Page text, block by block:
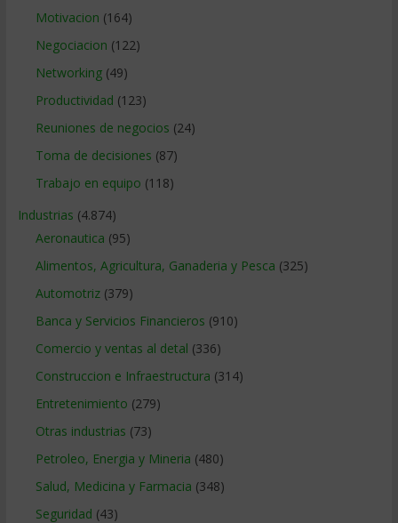
Motivacion (164)
Negociacion (122)
Networking(49)
Productividad (123)
Reuniones de negocios (24)
Toma de decisiones (87)
Trabajo en equipo (118)
Industrias (4.874)
Aeronautica (95)
Alimentos, Agricultura, Ganaderia y Pesca (325)
Automotriz(379)
Banca y Servicios Financieros (910)
Comercio y ventas al detal (336)
Construccion e Infraestructura (314)
Entretenimiento (279)
Otras industrias (73)
Petroleo, Energia y Mineria (480)
Salud, Medicina y Farmacia (348)
Seguridad (43)